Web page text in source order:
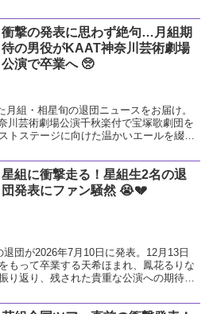
衝撃の発表に思わず絶句…月組期
待の男役がKAAT神奈川芸術劇場
公演で卒業へ 🥺
月組・相星旬の退団ニュースをお届け。
川芸術劇場公演千秋楽付で宝塚歌劇団を
トステージに向けた温かいエールを綴り
星組に衝撃走る！星組生2名の退
団発表にファン騒然 😭💔
団が2026年7月10日に発表。12月13日
もって卒業する天希ほまれ、鳳花るりな
り返り、残された貴重な公演への期待と